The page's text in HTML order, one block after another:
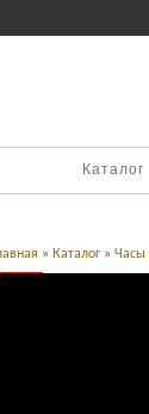
Каталог
» Каталог » Часы